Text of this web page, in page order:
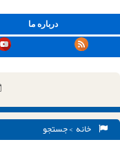
درباره ما
خانه > جستجو